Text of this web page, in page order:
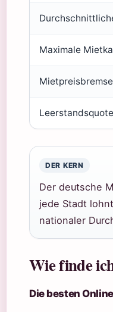
Maximale
DER KERN
Der deutsche
jede Stadt
nationaler
Wie finde
Die besten